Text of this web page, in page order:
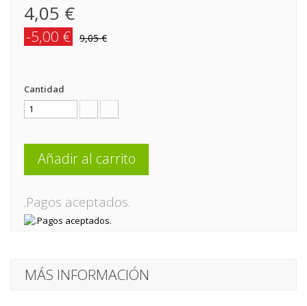
4,05 €
-5,00 € 9,05 €
Cantidad
Añadir al carrito
.Pagos aceptados.
MÁS INFORMACIÓN